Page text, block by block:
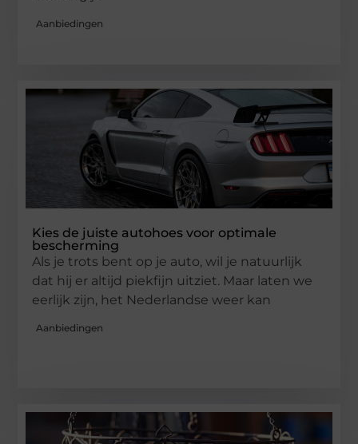
Aanbiedingen
Kies de juiste autohoes voor optimale
bescherming
Als je trots bent op je auto, wil je natuurlijk
dat hij er altijd piekfijn uitziet. Maar laten we
eerlijk zijn, het Nederlandse weer kan
Aanbiedingen